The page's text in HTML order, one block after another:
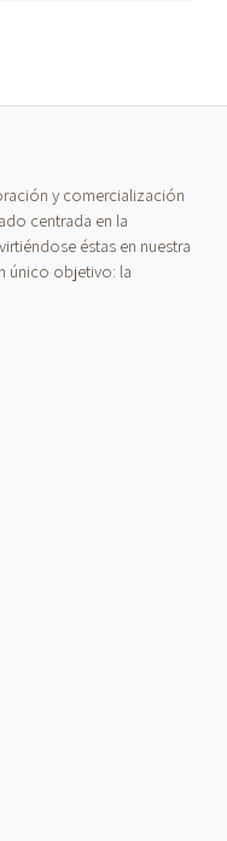
y comercialización
centrada en la
éstas en nuestra
único objetivo: la